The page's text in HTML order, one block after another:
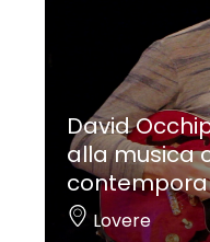
David
alla musica
Lovere